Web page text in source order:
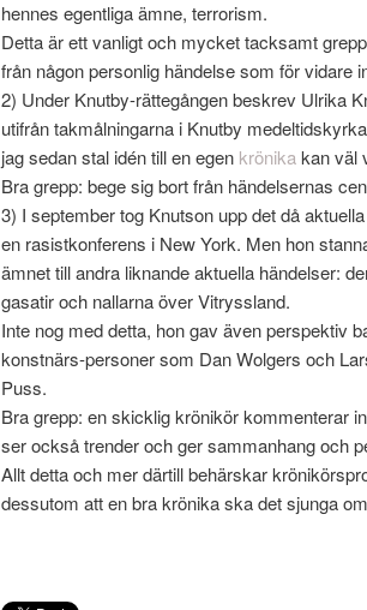
hennes egentliga ämne, ter­ror­ism.
Detta är ett van­ligt och mycket tack­samt
från någon per­son­lig hän­delse som för vidare
2) Under Knutby-rättegången beskrev Ulrika
utifrån tak­mål­ningarna i Knutby
jag sedan stal idén till en egen krönikakan väl
Bra grepp: bege sig bort från hän­delser­nas
3) I sep­tem­ber tog Knut­son upp det då
en rasistkon­fer­ens i New York. Men hon
ämnet till andra lik­nande aktuella hän­delser:
gasatir och nal­larna över Vit­ryssland.
Inte nog med detta, hon gav även per­spek­tiv
konstnärs-personer som Dan Wol­gers och
Puss.
Bra grepp: en skick­lig krönikör kom­menterar
ser också tren­der och ger sam­man­hang och
Allt detta och mer där­till behärskar
dessu­tom att en bra krönika ska det sjunga